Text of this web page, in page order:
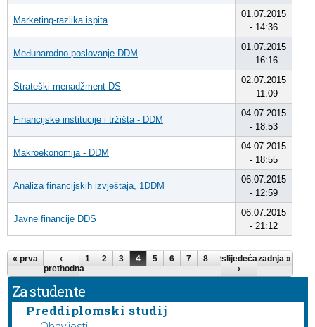
Marketing-razlika ispita
01.07.2015
- 14:36
Međunarodno poslovanje DDM
01.07.2015
- 16:16
Strateški menadžment DS
02.07.2015
- 11:09
Financijske institucije i tržišta - DDM
04.07.2015
- 18:53
Makroekonomija - DDM
04.07.2015
- 18:55
Analiza financijskih izvještaja, 1DDM
06.07.2015
- 12:59
Javne financije DDS
06.07.2015
- 21:12
Stranice
« prva
‹
prethodna
1 2 3 4 5 6 7 8 9 …
slijedeća
›
zadnja »
Za studente
Preddiplomski studij